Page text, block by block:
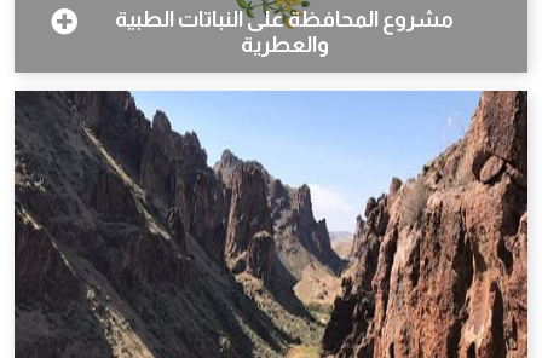
مشروع المحافظة على النباتات الطبية
والعطرية